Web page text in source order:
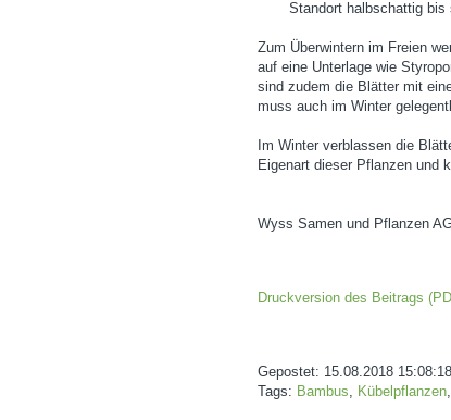
Standort halbschattig bis
Zum Überwintern im Freien
auf eine Unterlage wie
sind zudem die Blätter mit
muss auch im Winter
Im Winter verblassen die
Eigenart dieser Pflanzen und
Wyss Samen und Pflanzen
Druckversion des Beitrags
Gepostet: 15.08.2018 15:08:18
Tags: Bambus, Kübelpflanzen,